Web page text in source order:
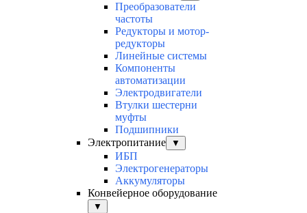
Преобразователи
частоты
Редукторы и мотор-
редукторы
Линейные системы
Компоненты
автоматизации
Электродвигатели
Втулки шестерни
муфты
Подшипники
Электропитание
▼
ИБП
Электрогенераторы
Аккумуляторы
Конвейерное оборудование
▼